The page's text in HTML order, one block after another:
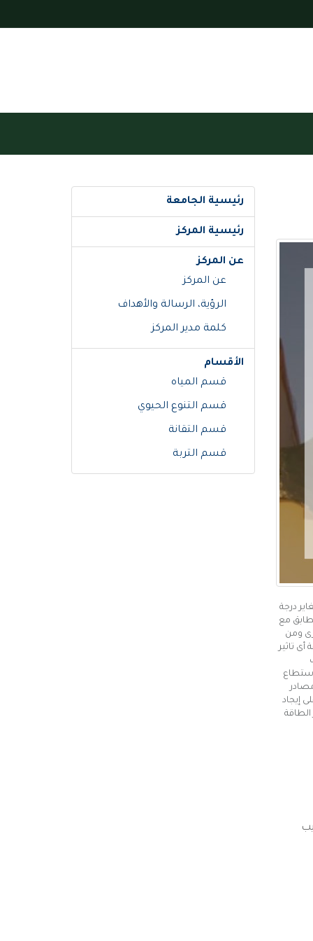
درجة
مع
ومن
تاثير
إيجاد
الطاقة
رئيسية الجامعة
رئيسية المركز
عن المركز
عن المركز
الرؤية، الرسالة والأهداف
كلمة مدير المركز
الأقسام
قسم المياه
قسم التنوع الحيوي
قسم التقانة
قسم التربة